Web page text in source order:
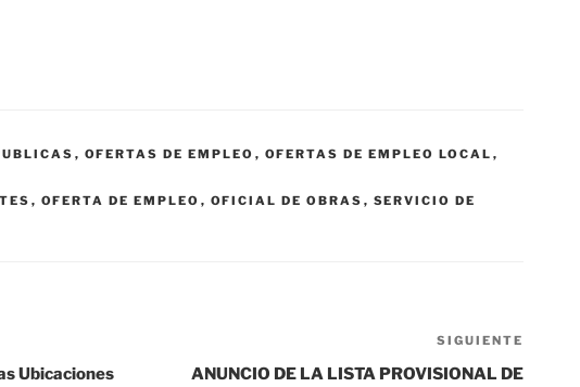
, OFERTAS DE EMPLEO , OFERTAS DE EMPLEO LOCAL ,
, OFERTA DE EMPLEO , OFICIAL DE OBRAS , SERVICIO DE
Ubicaciones
entrada
SIGUIENTE
ANUNCIO DE LA LISTA PROVISIONAL DE